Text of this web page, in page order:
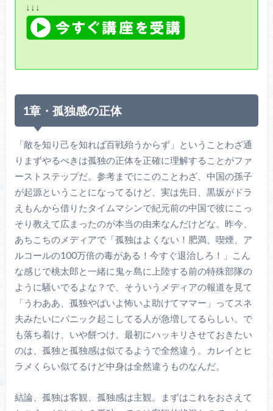
↓↓↓
1章・孤独感の正体
「敵を知り己を知れば百戦殆うからず」ということわざ通
りまずやるべきは孤独の正体を正確に理解することがファ
ーストステップだ。参考までにこのことわざ、中国の孫子
が起源ということになってるけど、実は先日、黒坂がドラ
えもんから借りたタイムマシンで紀元前の中国で彼にこっ
そり教えて広まったのが本当の由来なんだけどな。昨今、
あちこちのメディアで「孤独はよくない！肥満、喫煙、ア
ルコールの100万倍の毒がある！今すぐ退治しろ！」こん
な感じで桃太郎と一緒に鬼ヶ島に上陸する前の特殊部隊の
ように騒いでるよな？で、そういうメディアの報道を見て
「うわああ、孤独やばいよ怖いよ助けてママー」ってスネ
夫みたいにパニック起こしてる人が急増してるらしい。で
も落ち着け、いや餅つけ。最初にハッキリさせておきたい
のは、孤独と孤独感は似てるようで全然違う。カレイとヒ
ラメくらい似てるけど中身は全然違うものなんだ。
結論、孤独は客観、孤独感は主観。まずはこれをおさえて